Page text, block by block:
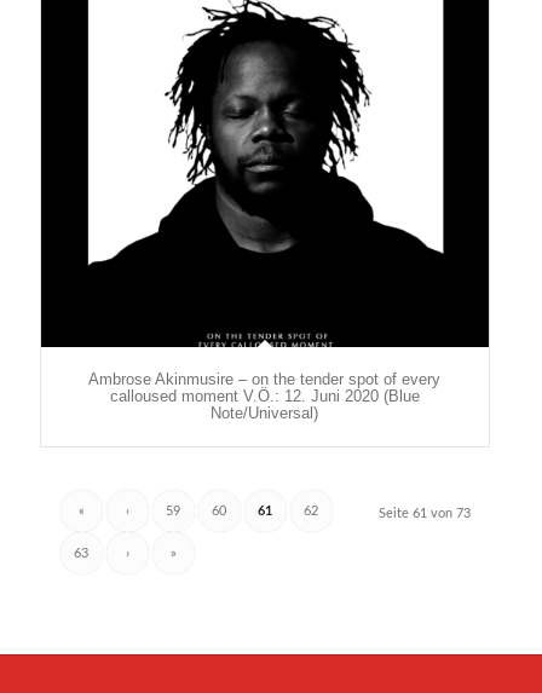
Ambrose Akinmusire – on the tender spot of every
calloused moment V.Ö.: 12. Juni 2020 (Blue
Note/Universal)
Seite 61 von 73
« ‹ 59 60 61 62
63 › »